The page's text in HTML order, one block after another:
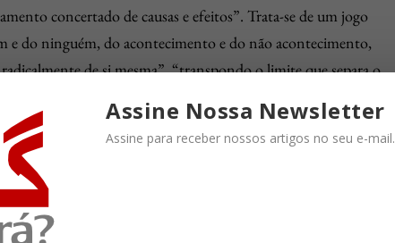
concertado de causas e efeitos”. Trata-se de um jogo
e do ninguém, do acontecimento e do não acontecimento,
de si mesma”, “transpondo o limite que separa o
os contos “Famigerado”, “Os irmãos Dagobé”,
e a nossa condição”, “Sequência”, “Substância”,
os chamava Rosa), nos quais, para dizermos como o
inter-relações temáticas e formais do subtexto, chamando-
Assine Nossa Newsletter
Assine para receber nossos artigos no seu e-mail.